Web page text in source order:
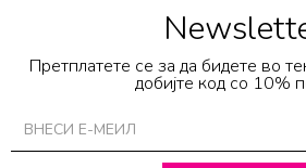
Претплатете се за да бидете во
добијте код со 10%